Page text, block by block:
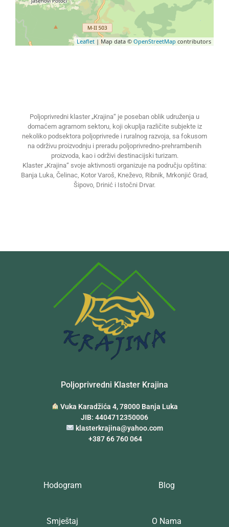
Leaflet | Map data © OpenStreetMap contributors
Poljoprivredni klaster „Krajina“ je poseban oblik udruženja u
domaćem agrarnom sektoru, koji okuplja različite subjekte iz
nekoliko podsektora poljoprivrede i ruralnog razvoja, sa fokusom
na održivu proizvodnju i preradu poljoprivredno-prehrambenih
proizvoda, kao i održivi destinacijski turizam.
Klaster „Krajina“ svoje aktivnosti organizuje na području opština:
Banja Luka, Čelinac, Kotor Varoš, Kneževo, Ribnik, Mrkonjić Grad,
Šipovo, Drinić i Istočni Drvar.
Poljoprivredni Klaster Krajina
Vuka Karadžića 4, 78000 Banja Luka
JIB: 4404712350006
klasterkrajina@yahoo.com
+387 66 760 064
Hodogram
Smještaj
Blog
O Nama